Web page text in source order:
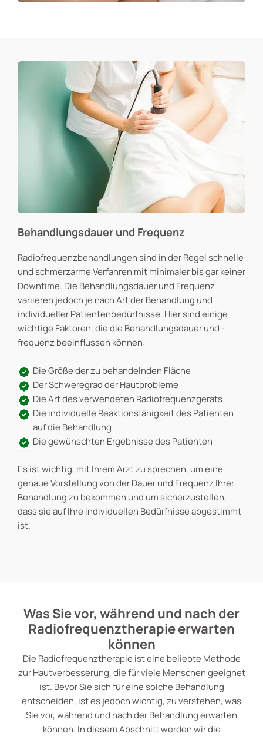
Behandlungsdauer und Frequenz
Radiofrequenzbehandlungen sind in der Regel schnelle
und schmerzarme Verfahren mit minimaler bis gar keiner
Downtime. Die Behandlungsdauer und Frequenz
variieren jedoch je nach Art der Behandlung und
individueller Patientenbedürfnisse. Hier sind einige
wichtige Faktoren, die die Behandlungsdauer und -
frequenz beeinflussen können:
Die Größe der zu behandelnden Fläche
Der Schweregrad der Hautprobleme
Die Art des verwendeten Radiofrequenzgeräts
Die individuelle Reaktionsfähigkeit des Patienten
auf die Behandlung
Die gewünschten Ergebnisse des Patienten
Es ist wichtig, mit Ihrem Arzt zu sprechen, um eine
genaue Vorstellung von der Dauer und Frequenz Ihrer
Behandlung zu bekommen und um sicherzustellen,
dass sie auf Ihre individuellen Bedürfnisse abgestimmt
ist.
Was Sie vor, während und nach der
Radiofrequenztherapie erwarten
können
Die Radiofrequenztherapie ist eine beliebte Methode
zur Hautverbesserung, die für viele Menschen geeignet
ist. Bevor Sie sich für eine solche Behandlung
entscheiden, ist es jedoch wichtig, zu verstehen, was
Sie vor, während und nach der Behandlung erwarten
können. In diesem Abschnitt werden wir die